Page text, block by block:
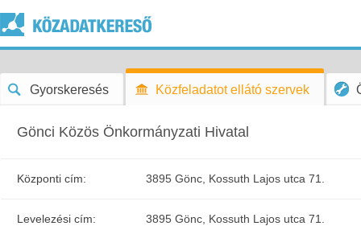
Gyorskeresés Közfeladatot ellátó szervek
Gönci Közös Önkormányzati Hivatal
Központi cím: 3895 Gönc, Kossuth Lajos utca 71.
Levelezési cím: 3895 Gönc, Kossuth Lajos utca 71.